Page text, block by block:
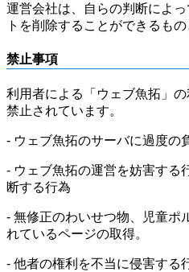
運営会社は、自らの判断によ
トを削除することができるもの
禁止事項
利用者による「ウェブ魚拓」
禁止されています。
- ウェブ魚拓のサーバに過度の
- ウェブ魚拓の運営を妨害する
断する行為
- 無修正のわいせつ物、児童ポ
れているページの取得。
- 他者の権利を不当に侵害する